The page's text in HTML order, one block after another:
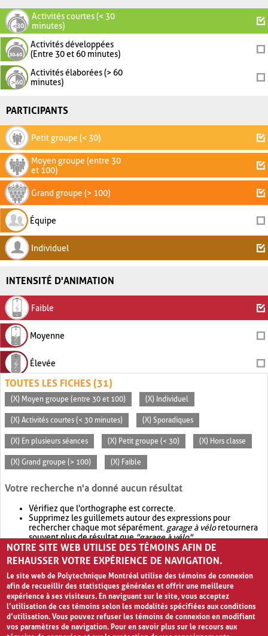
Activités courtes (< 30
minutes)
Activités développées
(Entre 30 et 60 minutes)
Activités élaborées (> 60
minutes)
PARTICIPANTS
Petit groupe (< 30)
Moyen groupe (entre 30
et 100)
Grand groupe (> 100)
Équipe
Individuel
INTENSITÉ D'ANIMATION
Faible
Moyenne
Élevée
TOUTES LES FICHES (31)
(X) Moyen groupe (entre 30 et 100) (X) Individuel
(X) Activités courtes (< 30 minutes) (X) Sporadiques
(X) En plusieurs séances (X) Petit groupe (< 30) (X) Hors classe
(X) Grand groupe (> 100) (X) Faible
Votre recherche n'a donné aucun résultat
Vérifiez que l'orthographe est correcte.
Supprimez les guillemets autour des expressions pour
rechercher chaque mot séparément. garage à véloretournera
souvent plus de résultat que"garage à vélo".
Envisagez d'élargir votre recherche avec OR.garage OR vélo
retournera souvent plus de résultat quegarage à vélo
NOTRE SITE WEB UTILISE DES TÉMOINS AFIN DE
REHAUSSER VOTRE EXPÉRIENCE DE NAVIGATION.
Le site web de Polytechnique Montréal utilise des témoins de connexion
afin de recueillir des statistiques générales et offrir une meilleure
expérience à ses visiteurs. En naviguant sur le site, vous acceptez
l’utilisation de ces témoins selon les modalités spécifiées aux conditions
d’utilisation. Vous pouvez refuser les témoins de connexion en modifiant
vos paramètres de navigation. Pour en savoir plus sur le recours aux